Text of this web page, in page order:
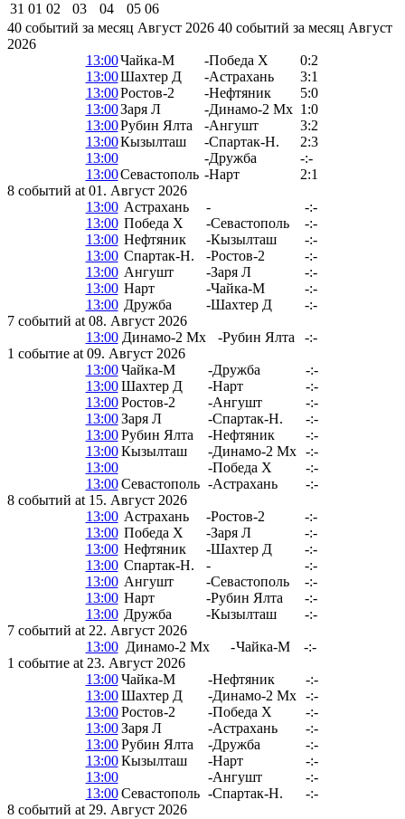
31 01 02 03 04 05 06
40 событий за месяц Август 2026 40 событий за месяц Август
2026
13:00Чайка-М -Победа Х
0:2
13:00Шахтер Д -Астрахань
3:1
13:00Ростов-2 -Нефтяник
5:0
13:00Заря Л -Динамо-2 Мх 1:0
13:00Рубин Ялта -Ангушт
3:2
13:00Кызылташ -Спартак-Н.
2:3
13:00
-Дружба
-:-
13:00Севастополь -Нарт
2:1
8 событий at 01. Август 2026
13:00 Астрахань -
-:-
13:00 Победа Х -Севастополь
-:-
13:00 Нефтяник -Кызылташ
-:-
13:00 Спартак-Н. -Ростов-2
-:-
13:00 Ангушт -Заря Л
-:-
13:00 Нарт -Чайка-М
-:-
13:00 Дружба -Шахтер Д
-:-
7 событий at 08. Август 2026
13:00 Динамо-2 Мх -Рубин Ялта
-:-
1 событие at 09. Август 2026
13:00 Чайка-М -Дружба
-:-
13:00 Шахтер Д -Нарт
-:-
13:00 Ростов-2 -Ангушт
-:-
13:00 Заря Л -Спартак-Н.
-:-
13:00 Рубин Ялта -Нефтяник
-:-
13:00 Кызылташ -Динамо-2 Мх
-:-
13:00
-Победа Х
-:-
13:00 Севастополь -Астрахань
-:-
8 событий at 15. Август 2026
13:00 Астрахань -Ростов-2
-:-
13:00 Победа Х -Заря Л
-:-
13:00 Нефтяник -Шахтер Д
-:-
13:00 Спартак-Н. -
-:-
13:00 Ангушт -Севастополь
-:-
13:00 Нарт -Рубин Ялта
-:-
13:00 Дружба -Кызылташ
-:-
7 событий at 22. Август 2026
13:00 Динамо-2 Мх -Чайка-М
-:-
1 событие at 23. Август 2026
13:00 Чайка-М -Нефтяник
-:-
13:00 Шахтер Д -Динамо-2 Мх
-:-
13:00 Ростов-2 -Победа Х
-:-
13:00 Заря Л -Астрахань
-:-
13:00 Рубин Ялта -Дружба
-:-
13:00 Кызылташ -Нарт
-:-
13:00
-Ангушт
-:-
13:00 Севастополь -Спартак-Н.
-:-
8 событий at 29. Август 2026